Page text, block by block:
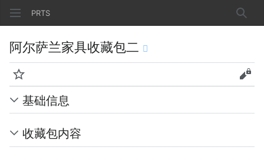
PRTS 搜索
阿尔萨兰家具收藏包二
监视 查看
基础信息
收藏包内容